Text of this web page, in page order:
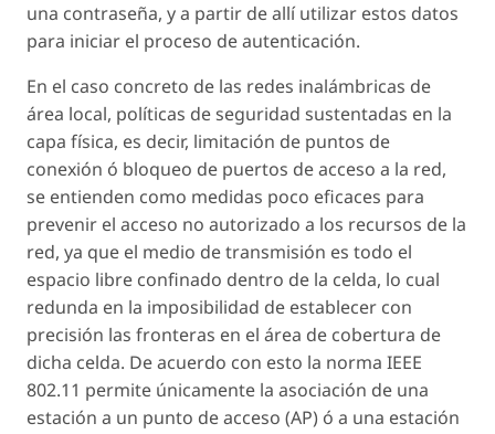
una contraseña, y a partir de allí utilizar estos datos
para iniciar el proceso de autenticación.
En el caso concreto de las redes inalámbricas de
área local, políticas de seguridad sustentadas en la
capa física, es decir, limitación de puntos de
conexión ó bloqueo de puertos de acceso a la red,
se entienden como medidas poco eficaces para
prevenir el acceso no autorizado a los recursos de la
red, ya que el medio de transmisión es todo el
espacio libre confinado dentro de la celda, lo cual
redunda en la imposibilidad de establecer con
precisión las fronteras en el área de cobertura de
dicha celda. De acuerdo con esto la norma IEEE
802.11 permite únicamente la asociación de una
estación a un punto de acceso (AP) ó a una estación